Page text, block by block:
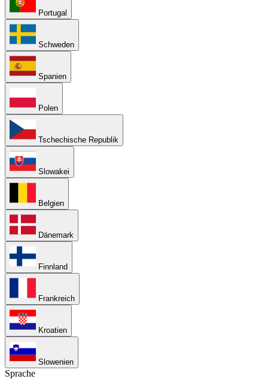
Portugal
Schweden
Spanien
Polen
Tschechische Republik
Slowakei
Belgien
Dänemark
Finnland
Frankreich
Kroatien
Slowenien
Sprache